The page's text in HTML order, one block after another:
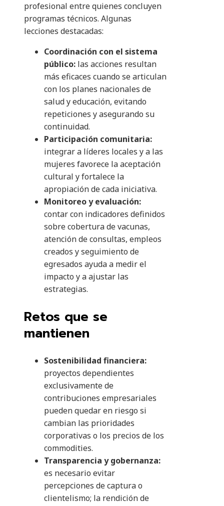
profesional entre quienes concluyen
programas técnicos. Algunas
lecciones destacadas:
Coordinación con el sistema
público: las acciones resultan
más eficaces cuando se articulan
con los planes nacionales de
salud y educación, evitando
repeticiones y asegurando su
continuidad.
Participación comunitaria:
integrar a líderes locales y a las
mujeres favorece la aceptación
cultural y fortalece la
apropiación de cada iniciativa.
Monitoreo y evaluación:
contar con indicadores definidos
sobre cobertura de vacunas,
atención de consultas, empleos
creados y seguimiento de
egresados ayuda a medir el
impacto y a ajustar las
estrategias.
Retos que se
mantienen
Sostenibilidad financiera:
proyectos dependientes
exclusivamente de
contribuciones empresariales
pueden quedar en riesgo si
cambian las prioridades
corporativas o los precios de los
commodities.
Transparencia y gobernanza:
es necesario evitar
percepciones de captura o
clientelismo; la rendición de